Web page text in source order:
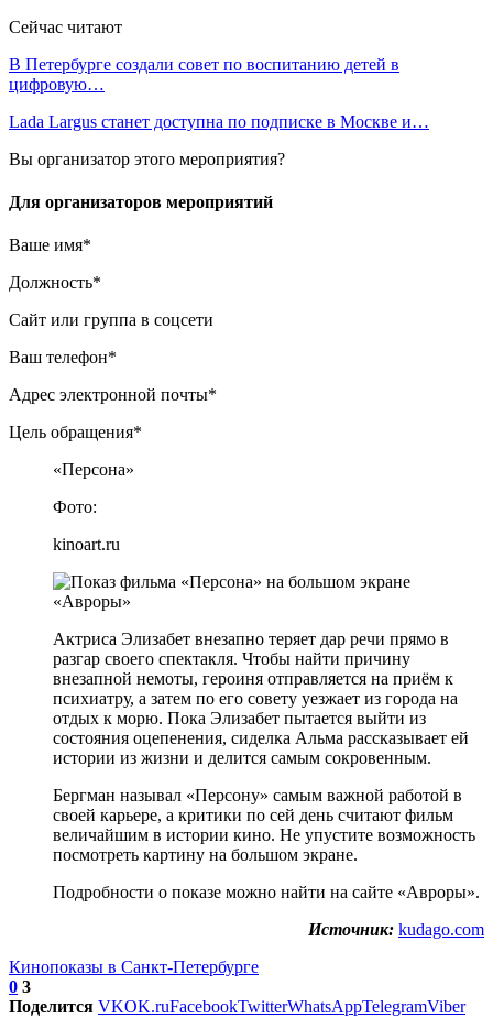
Сейчас читают
В Петербурге создали совет по воспитанию детей в
цифровую…
Lada Largus станет доступна по подписке в Москве и…
Вы организатор этого мероприятия?
Для организаторов мероприятий
Ваше имя*
Должность*
Сайт или группа в соцсети
Ваш телефон*
Адрес электронной почты*
Цель обращения*
«Персона»
Фото:
kinoart.ru
Актриса Элизабет внезапно теряет дар речи прямо в
разгар своего спектакля. Чтобы найти причину
внезапной немоты, героиня отправляется на приём к
психиатру, а затем по его совету уезжает из города на
отдых к морю. Пока Элизабет пытается выйти из
состояния оцепенения, сиделка Альма рассказывает ей
истории из жизни и делится самым сокровенным.
Бергман называл «Персону» самым важной работой в
своей карьере, а критики по сей день считают фильм
величайшим в истории кино. Не упустите возможность
посмотреть картину на большом экране.
Подробности о показе можно найти на сайте «Авроры».
Источник: kudago.com
Кинопоказы в Санкт-Петербурге
0 3
Поделится VKOK.ruFacebookTwitterWhatsAppTelegramViber